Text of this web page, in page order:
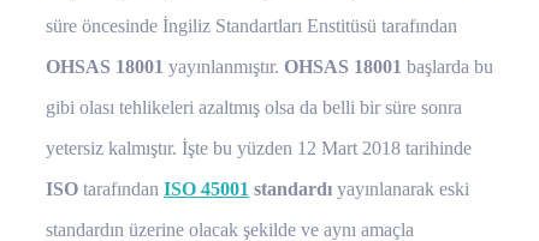
süre öncesinde İngiliz Standartları Enstitüsü tarafından
OHSAS 18001 yayınlanmıştır. OHSAS 18001 başlarda bu
gibi olası tehlikeleri azaltmış olsa da belli bir süre sonra
yetersiz kalmıştır. İşte bu yüzden 12 Mart 2018 tarihinde
ISO tarafından ISO 45001 standardı yayınlanarak eski
standardın üzerine olacak şekilde ve aynı amaçla